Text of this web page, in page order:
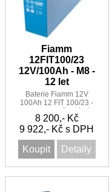
Fiamm
12FIT100/23
12V/100Ah - M8 -
12 let
Baterie Fiamm 12V
100Ah 12 FIT 100/23 -
pro komunikace
8 200,- Kč
9 922,- Kč s DPH
Koupit
Detaily